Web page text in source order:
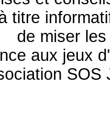
titre
de miser
aux jeux